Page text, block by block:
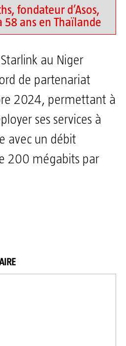
fondateur d’Asos,
58 ans en Thaïlande
au Niger
de partenariat
2024, permettant à
ses services à
avec un débit
200 mégabits par